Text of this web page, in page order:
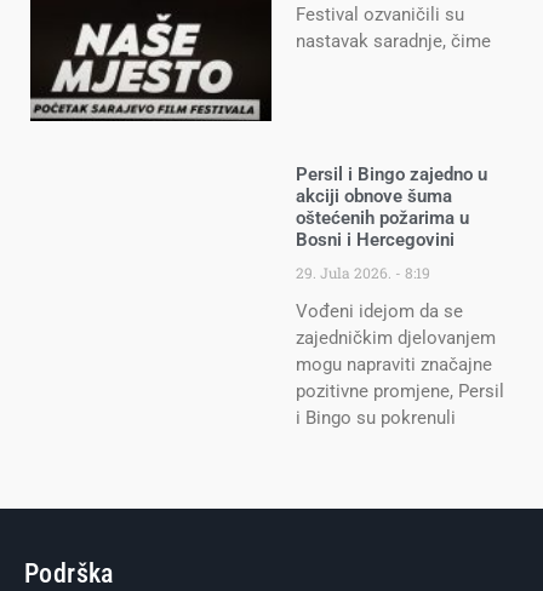
Festival ozvaničili su
nastavak saradnje, čime
Persil i Bingo zajedno u
akciji obnove šuma
oštećenih požarima u
Bosni i Hercegovini
29. Jula 2026. 8:19
Vođeni idejom da se
zajedničkim djelovanjem
mogu napraviti značajne
pozitivne promjene, Persil
i Bingo su pokrenuli
Podrška